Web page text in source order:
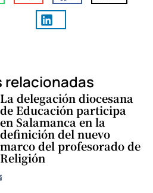
relacionadas
La delegación diocesana
de Educación participa
en Salamanca en la
definición del nuevo
marco del profesorado de
Religión